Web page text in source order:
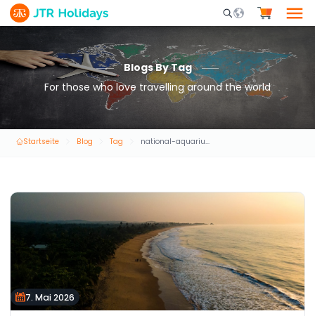
Mobile Search
Blogs By Tag
For those who love travelling around the world
Startseite Blog Tag national-aquarium-abu-dhabi-tickets
7. Mai 2026